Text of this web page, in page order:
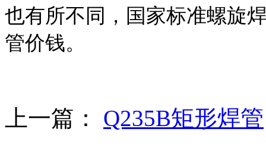
也有所不同，国家标准螺旋
管价钱。
上一篇： Q235B矩形焊管